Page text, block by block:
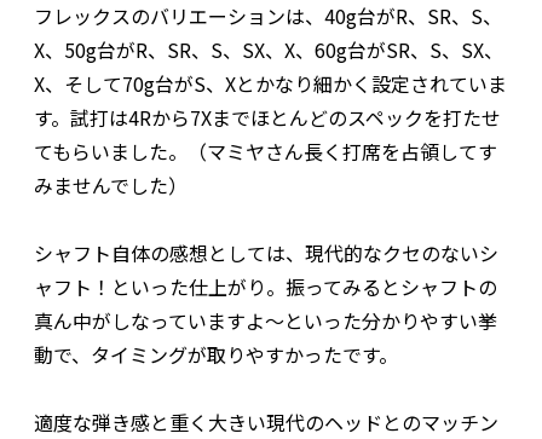
フレックスのバリエーションは、40g台がR、SR、S、
X、50g台がR、SR、S、SX、X、60g台がSR、S、SX、
X、そして70g台がS、Xとかなり細かく設定されていま
す。試打は4Rから7Xまでほとんどのスペックを打たせ
てもらいました。（マミヤさん長く打席を占領してす
みませんでした）
シャフト自体の感想としては、現代的なクセのないシ
ャフト！といった仕上がり。振ってみるとシャフトの
真ん中がしなっていますよ～といった分かりやすい挙
動で、タイミングが取りやすかったです。
適度な弾き感と重く大きい現代のヘッドとのマッチン